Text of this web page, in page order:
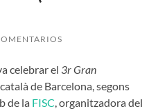
celebrar el 3r Gran
de Barcelona, segons
de la FISC , organitzadora del